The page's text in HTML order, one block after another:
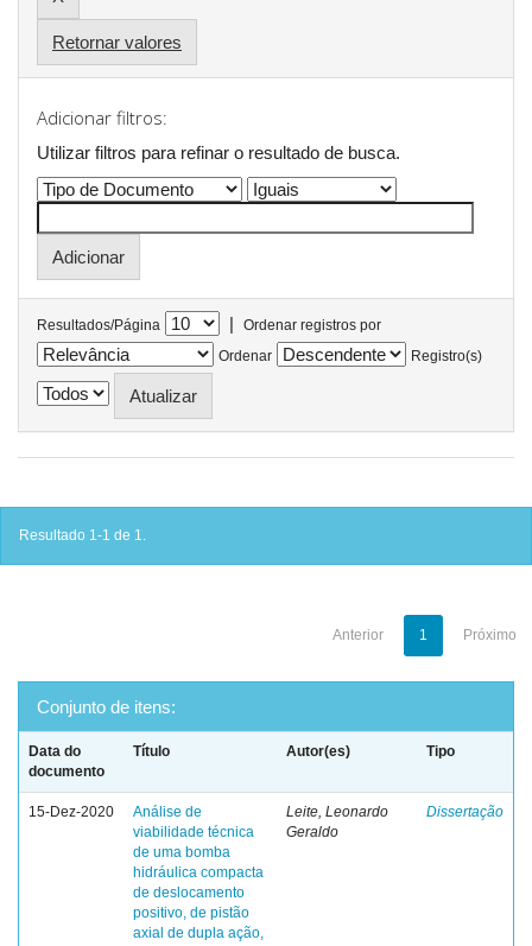
Retornar valores
Adicionar filtros:
Utilizar filtros para refinar o resultado de busca.
Resultados/Página |
Ordenar registros por
Ordenar
Registro(s)
Resultado 1-1 de 1.
Anterior 1 Próximo
Conjunto de itens:
Data do
documento
Título Autor(es) Tipo
15-Dez-2020
Análise de
viabilidade técnica
de uma bomba
hidráulica compacta
de deslocamento
positivo, de pistão
axial de dupla ação,
Leite, Leonardo
Geraldo
Dissertação